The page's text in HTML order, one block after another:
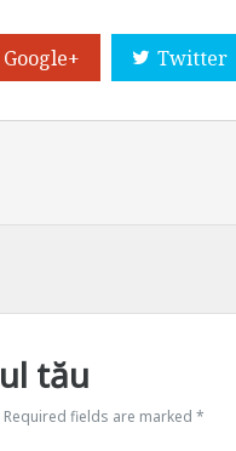
Google+ Twitter
tău
Required fields are marked *